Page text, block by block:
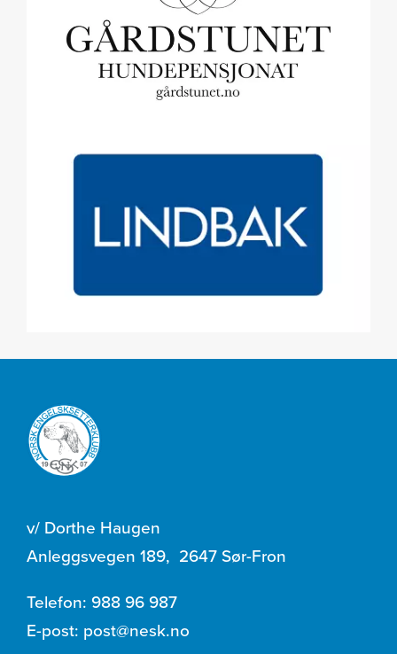
v/ Dorthe Haugen
Anleggsvegen 189, 2647 Sør-Fron
Telefon: 988 96 987
E-post: post@nesk.no